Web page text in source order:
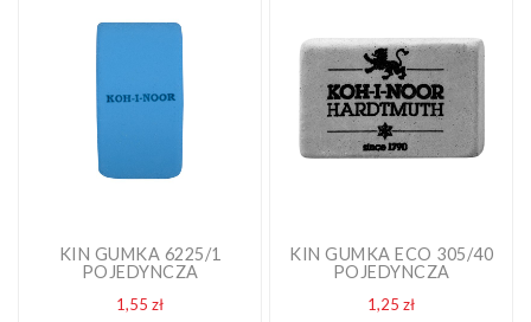
KIN GUMKA 6225/1
POJEDYNCZA
1,55 złCena
KIN GUMKA ECO 305/40
POJEDYNCZA
1,25 złCena